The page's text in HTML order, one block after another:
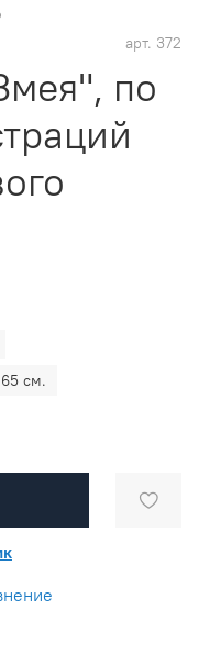
арт. 372
по
см.